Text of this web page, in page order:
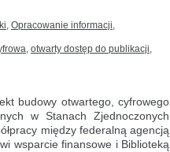
, Opracowanie informacji,
, otwarty dostęp do publikacji,
budowy otwartego, cyfrowego
w Stanach Zjednoczonych
między federalną agencją
wsparcie finansowe i Biblioteką